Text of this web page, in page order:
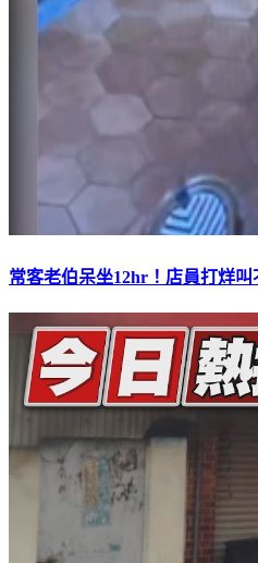
常客老伯呆坐12hr！店員打烊